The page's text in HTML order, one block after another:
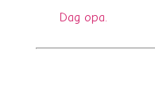
Dag opa.